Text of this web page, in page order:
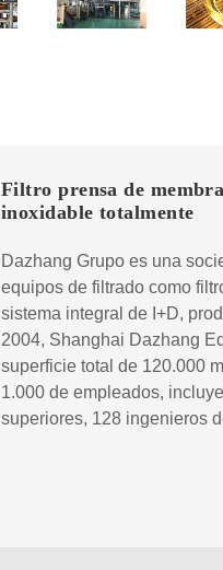
Filtro prensa de
inoxidable totalmente
Dazhang Grupo es una
equipos de filtrado como
sistema integral de I+D,
2004, Shanghai Dazhang
superficie total de 120.000
1.000 de empleados,
superiores, 128 ingenieros